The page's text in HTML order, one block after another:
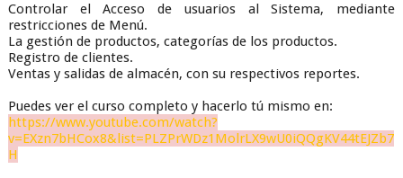
Controlar el Acceso de usuarios al Sistema, mediante
restricciones de Menú.
La gestión de productos, categorías de los productos.
Registro de clientes.
Ventas y salidas de almacén, con su respectivos reportes.
Puedes ver el curso completo y hacerlo tú mismo en:
https://www.youtube.com/watch?
v=EXzn7bHCox8&list=PLZPrWDz1MolrLX9wU0iQQgKV44tEJZb7
H